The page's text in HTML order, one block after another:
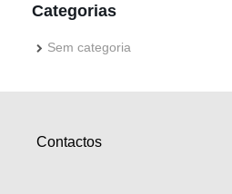
Categorias
Sem categoria
Contactos